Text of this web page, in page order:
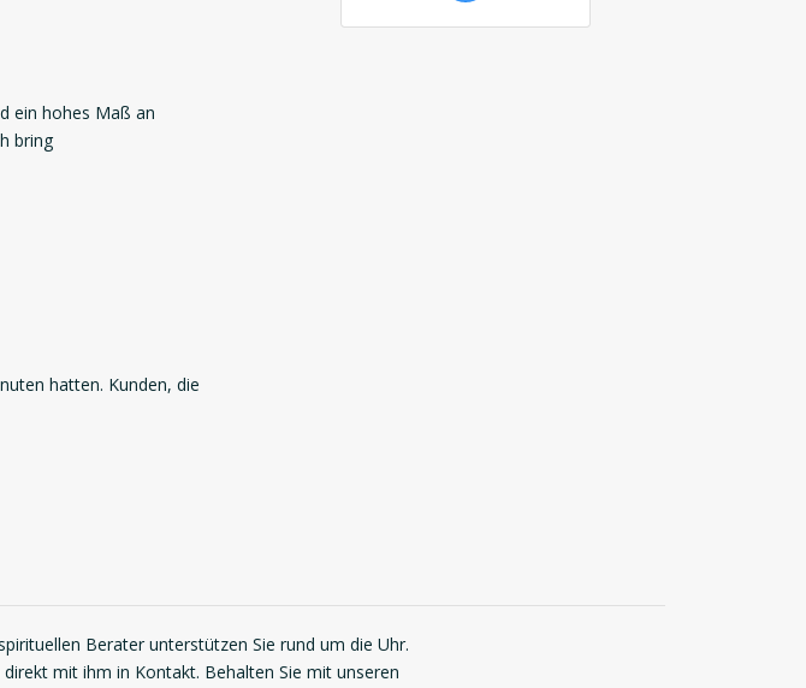
ein hohes Maß an
bring
hatten. Kunden, die
Berater unterstützen Sie rund um die Uhr.
mit ihm in Kontakt. Behalten Sie mit unseren